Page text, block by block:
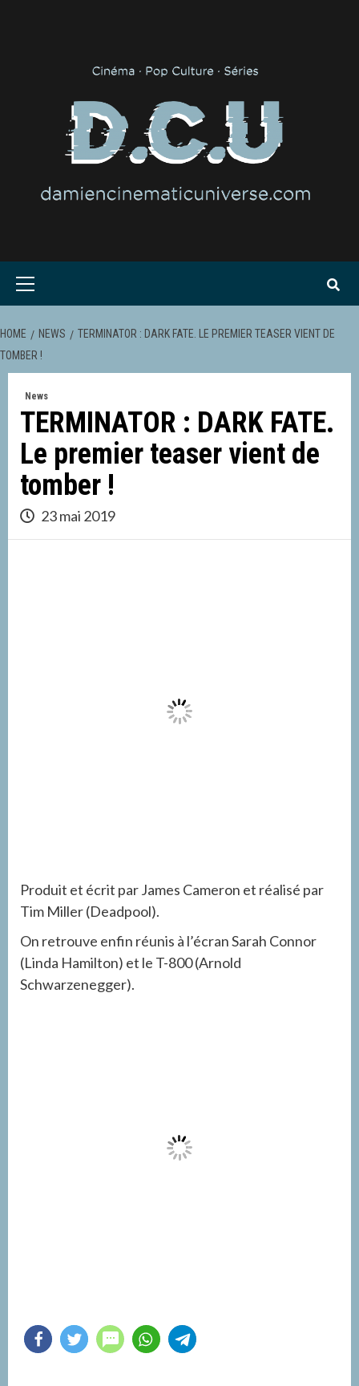
Primary
HOME NEWS
TERMINATOR : DARK FATE. LE PREMIER TEASER VIENT DE
TOMBER !
News
TERMINATOR : DARK FATE.
Le premier teaser vient de
tomber !
23 mai 2019
Produit et écrit par James Cameron et réalisé par
Tim Miller (Deadpool).
On retrouve enfin réunis à l’écran Sarah Connor
(Linda Hamilton) et le T-800 (Arnold
Schwarzenegger).